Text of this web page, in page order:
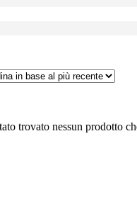
trovato nessun prodotto